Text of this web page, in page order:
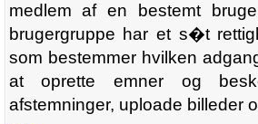
medlem af en bestemt
brugergruppe har et s�t
som bestemmer hvilken
at oprette emner og
afstemninger, uploade billeder